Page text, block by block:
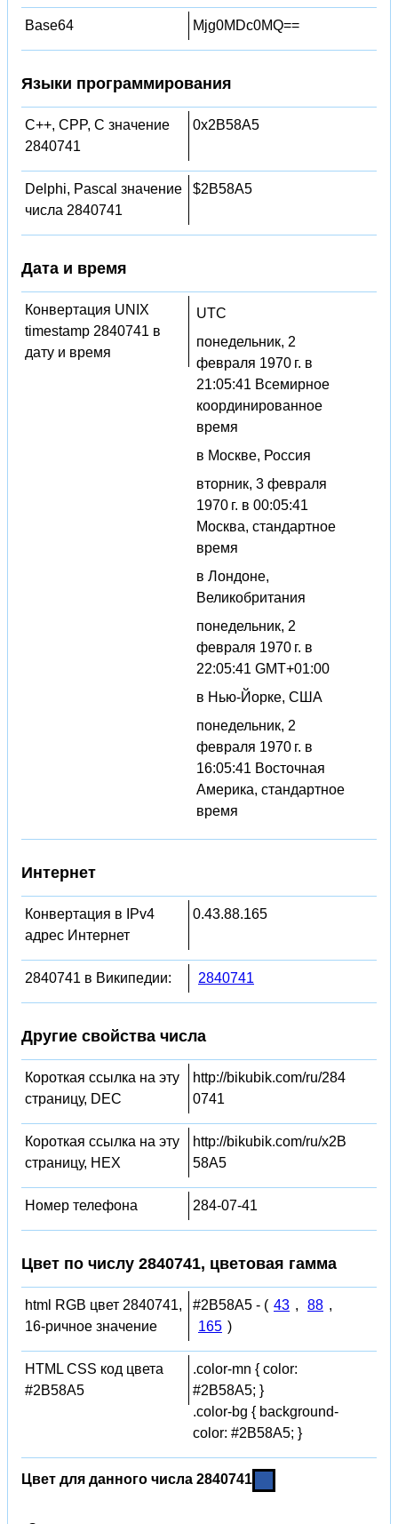
Base64 Mjg0MDc0MQ==
Языки программирования
C++, CPP, C значение
2840741
0x2B58A5
Delphi, Pascal значение
числа 2840741
$2B58A5
Дата и время
Конвертация UNIX
timestamp 2840741 в
дату и время
UTC
понедельник, 2
февраля 1970 г. в
21:05:41 Всемирное
координированное
время
в Москве, Россия
вторник, 3 февраля
1970 г. в 00:05:41
Москва, стандартное
время
в Лондоне,
Великобритания
понедельник, 2
февраля 1970 г. в
22:05:41 GMT+01:00
в Нью-Йорке, США
понедельник, 2
февраля 1970 г. в
16:05:41 Восточная
Америка, стандартное
время
Интернет
Конвертация в IPv4
адрес Интернет
0.43.88.165
2840741 в Википедии: 2840741
Другие свойства числа
Короткая ссылка на эту
страницу, DEC
http://bikubik.com/ru/284
0741
Короткая ссылка на эту
страницу, HEX
http://bikubik.com/ru/x2B
58A5
Номер телефона 284-07-41
Цвет по числу 2840741, цветовая гамма
html RGB цвет 2840741,
16-ричное значение
#2B58A5 - ( 43 , 88 ,
165 )
HTML CSS код цвета
#2B58A5
.color-mn { color:
#2B58A5; }
.color-bg { background-
color: #2B58A5; }
Цвет для данного числа 2840741